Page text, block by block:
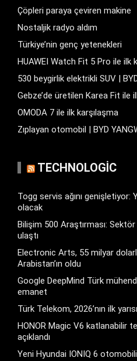
Çöpleri paraya çeviren makine
Nostaljik radyo aldım
Türkiye’nin genç yetenekleri
HUAWEI Watch Fit 5 Pro ile ilk
530 beygirlik elektrikli SUV |
Gebze’de üretilen Karea Fit ile
OMODA 7 ile ilk karşılaşma
Zıplayan otomobil | BYD
TECHNOLOGIC
Togg servis ağını genişletiyor:
olacak
Bilişim 500 Araştırması:
ulaştı
Electronic Arts, 55 milyar
Arabistan’ın oldu
Google DeepMind Türk
emanet
Türk Telekom, 2026’nın ilk
HONOR Magic V6 katlanabilir
açıklandı
Yeni Hyundai IONIQ 6